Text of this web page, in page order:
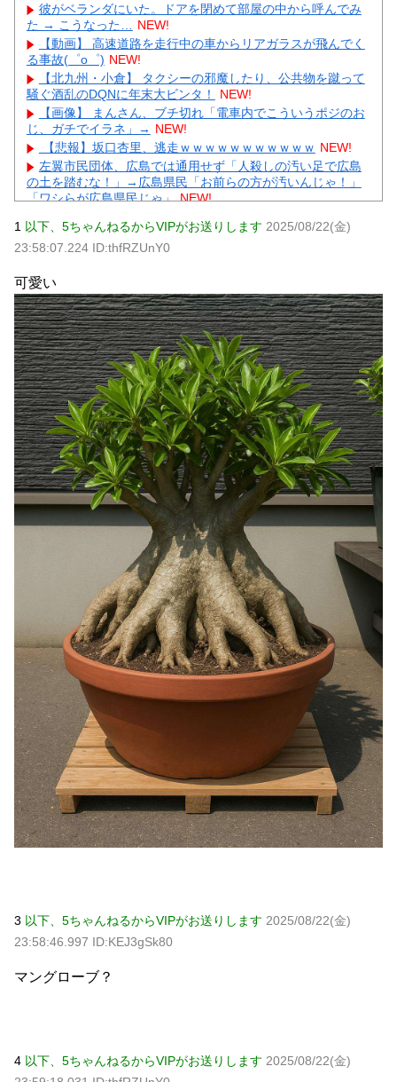
彼がベランダにいた。ドアを閉めて部屋の中から呼んでみ
た → こうなった…
NEW!
【動画】 高速道路を走行中の車からリアガラスが飛んでく
る事故(゜o゜) NEW!
【北九州・小倉】 タクシーの邪魔したり、公共物を蹴って
騒ぐ酒乱のDQNに年末大ビンタ！
NEW!
【画像】 まんさん、ブチ切れ「電車内でこういうポジのお
じ、ガチでイラネ」→ NEW!
【悲報】坂口杏里、逃走ｗｗｗｗｗｗｗｗｗｗｗ NEW!
左翼市民団体、広島では通用せず「人殺しの汚い足で広島
の土を踏むな！」→広島県民「お前らの方が汚いんじゃ！」
「ワシらが広島県民じゃ」 NEW!
いいんで辞めます」⇒ 結果・・・ NEW!
【ネット騒然】 元ジャンポケ斉藤の妻、夫の求刑7年翌日
【物議】55歳大久保佳代子の性欲告白にガル民総ツッコミ
→更年期本音大合唱にｗｗｗ NEW!
【驚愕】GLAYのTERU”55歳激変”にガル民総ツッコミ→鼻
科学論争に発展ｗｗｗ NEW!
元AKB社長、22億円申告漏れ 乃木坂46運営会社の株式を
パチンコ京楽産業に譲渡【ノース・リバー】【窪田康志】
元AKB社長、22億円申告漏れ 乃木坂46運営会社の株式を
パチンコ京楽産業に譲渡【ノース・リバー】【窪田康志】
Powered by livedoor 相互RSS
1 以下、5ちゃんねるからVIPがお送りします 2025/08/22(金)
23:58:07.224 ID:thfRZUnY0
可愛い
3 以下、5ちゃんねるからVIPがお送りします 2025/08/22(金)
23:58:46.997 ID:KEJ3gSk80
マングローブ？
4 以下、5ちゃんねるからVIPがお送りします 2025/08/22(金)